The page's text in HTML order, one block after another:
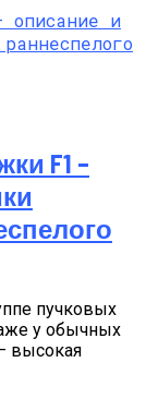
F1 –
пучковых
у обычных
высокая